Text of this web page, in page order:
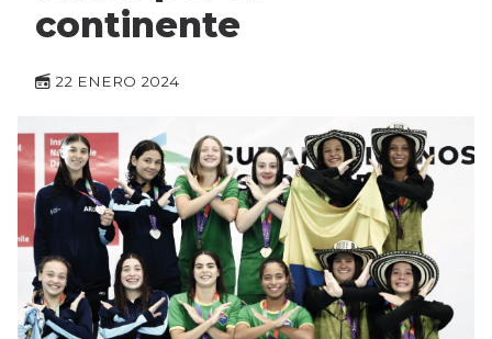
continente
22 ENERO 2024